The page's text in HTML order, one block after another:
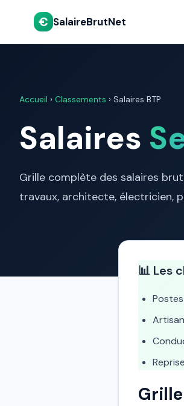
€ SalaireBrutNet
Accueil › Classements › Salaires BTP
Salaires
Grille complète des salaires
travaux, architecte, électricien,
📊 Les